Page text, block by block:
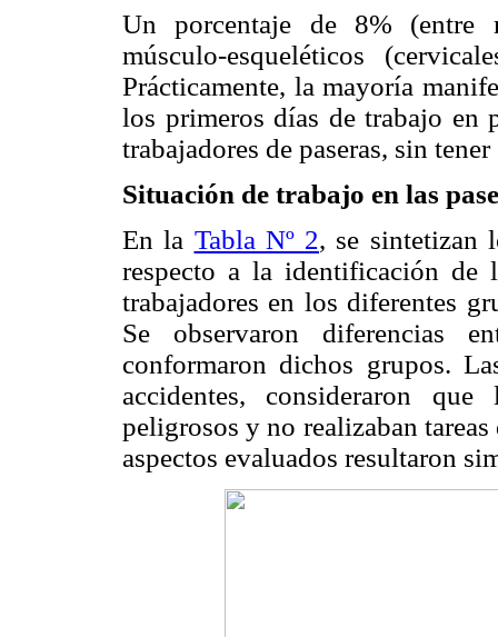
Un porcentaje de 8% (entre
músculo-esqueléticos
Prácticamente, la mayoría
los primeros días de trabajo en
trabajadores de paseras, sin
Situación de trabajo en las
En la Tabla Nº 2, se sintetizan
respecto a la identificación de
trabajadores en los diferentes
Se observaron diferencias
conformaron dichos grupos.
accidentes, consideraron
peligrosos y no realizaban
aspectos evaluados resultaron